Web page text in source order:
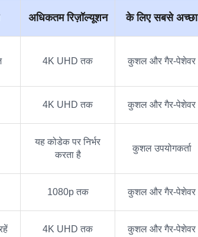
अधिकतम रिज़ॉल्यूशन के लिए सबसे अच्छा
4K UHD तक कुशल और गैर-पेशेवर
4K UHD तक कुशल और गैर-पेशेवर
यह कोडेक पर निर्भर
करता है
कुशल उपयोगकर्ता
1080p तक कुशल और गैर-पेशेवर
4K UHD तक कुशल और गैर-पेशेवर